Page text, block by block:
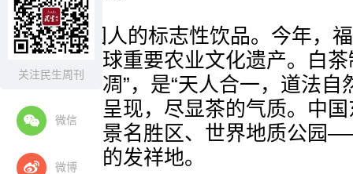
关注民生周刊
微信
微博
茶是中国人的标志性饮品。今年，
系统成为全球重要农业文化遗产。白
揉、自然萎凋”，是“天人合一，道法自
思想的具象呈现，尽显茶的气质。中
的国家级风景名胜区、世界地质公园
一独特茶类的发祥地。